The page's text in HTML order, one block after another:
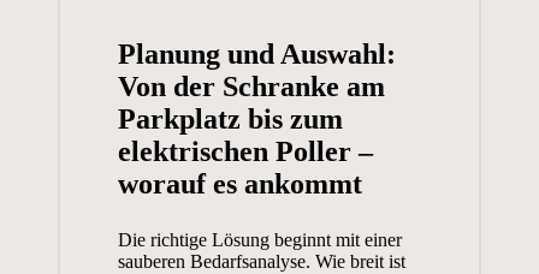
Planung und Auswahl:
Von der Schranke am
Parkplatz bis zum
elektrischen Poller –
worauf es ankommt
Die richtige Lösung beginnt mit einer
sauberen Bedarfsanalyse. Wie breit ist